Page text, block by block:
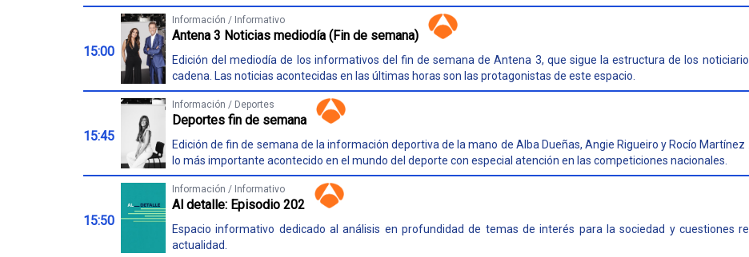
15:00
Información / Informativo
Antena 3 Noticias mediodía (Fin de semana)
Edición del mediodía de los informativos del fin de semana de Antena 3, que sigue la estructura de los
cadena. Las noticias acontecidas en las últimas horas son las protagonistas de este espacio.
15:45
Información / Deportes
Deportes fin de semana
Edición de fin de semana de la información deportiva de la mano de Alba Dueñas, Angie Rigueiro y Rocío Martínez
lo más importante acontecido en el mundo del deporte con especial atención en las competiciones nacionales.
15:50
Información / Informativo
Al detalle: Episodio 202
Espacio informativo dedicado al análisis en profundidad de temas de interés para la sociedad y cuestiones
actualidad.